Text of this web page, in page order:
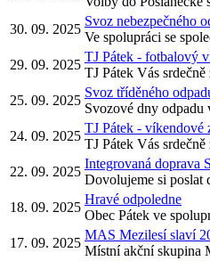
30. 09. 2025
Svoz nebezpečného
Ve spolupráci se
29. 09. 2025
TJ Pátek - fotbalový
TJ Pátek Vás
25. 09. 2025
Svoz tříděného
Svozové dny
24. 09. 2025
TJ Pátek - víkendové
TJ Pátek Vás
22. 09. 2025
Integrovaná doprava
Dovolujeme si poslat
18. 09. 2025
Hravé odpoledne
Obec Pátek ve
17. 09. 2025
MAS Mezilesí slaví
Místní akční skupina